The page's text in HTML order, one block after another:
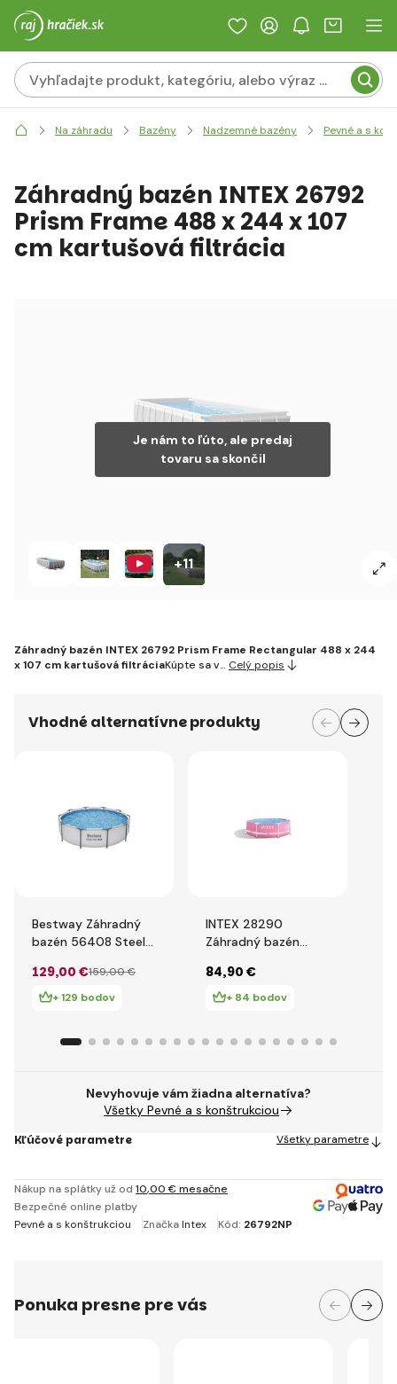
Na záhradu Bazény Nadzemné bazény Pevné a s
+11
Je nám to ľúto, ale predaj
tovaru sa skončil
Záhradný bazén INTEX 26792
Prism Frame 488 x 244 x 107
cm kartušová filtrácia
Záhradný bazén INTEX 26792 Prism Frame Rectangular 488 x 244
x 107 cm kartušová filtráciaKúpte sa v… Celý popis
Vhodné alternatívne produkty
Bestway Záhradný
bazén 56408 Steel
0,76m Pool Set
129,00 €159,00 €
+ 129 bodov
INTEX 28290
Záhradný bazén
84,90 €
+ 84 bodov
Nevyhovuje vám žiadna alternatíva?
Všetky Pevné a s konštrukciou
Kľúčové parametre Všetky parametre
Nákup na splátky už od 10,00 €mesačne
Bezpečné online platby
Pevné a s konštrukciou
ZnačkaIntex Kód: 26792NP
Ponuka presne pre vás